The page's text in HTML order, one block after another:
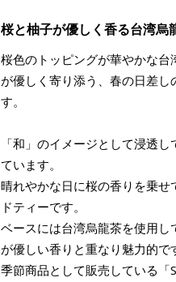
桜と柚子が優しく香る台湾烏
桜色のトッピングが華やかな
が優しく寄り添う、春の日差
す。
「和」のイメージとして浸透
ています。
晴れやかな日に桜の香りを乗
ドティーです。
ベースには台湾烏龍茶を使用
が優しい香りと重なり魅力的で
季節商品として販売している「